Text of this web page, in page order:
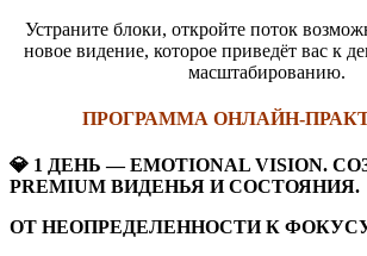
Устраните блоки, откройте поток
новое видение, которое приведёт вас к
масштабированию.
ПРОГРАММА ОНЛАЙН-
💎 1 ДЕНЬ — EMOTIONAL VISION.
PREMIUM ВИДЕНЬЯ И СОСТОЯНИЯ.
ОТ НЕОПРЕДЕЛЕННОСТИ К